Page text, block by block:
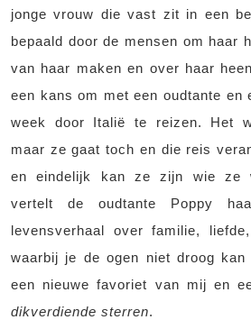
jonge vrouw die vast zit in een
bepaald door de mensen om haar
van haar maken en over haar
een kans om met een oudtante en
week door Italië te reizen. Het
maar ze gaat toch en die reis
en eindelijk kan ze zijn wie ze
vertelt de oudtante Poppy
levensverhaal over familie,
waarbij je de ogen niet droog
een nieuwe favoriet van mij en
dikverdiende sterren.